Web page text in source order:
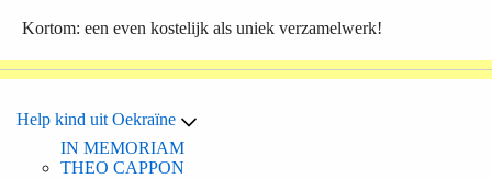
Kortom: een even kostelijk als uniek verzamelwerk!
Help kind uit Oekraïne
IN MEMORIAM
THEO CAPPON